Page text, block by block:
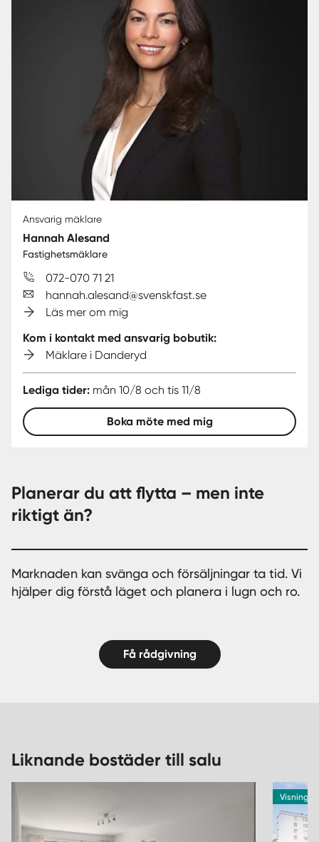
Ansvarig mäklare
Hannah Alesand
Fastighetsmäklare
072-070 71 21
hannah.alesand@svenskfast.se
Läs mer om mig
Kom i kontakt med ansvarig bobutik:
Mäklare i Danderyd
Lediga tider: mån 10/8 och tis 11/8
Boka möte med mig
Planerar du att flytta – men inte
riktigt än?
Marknaden kan svänga och försäljningar ta tid. Vi
hjälper dig förstå läget och planera i lugn och ro.
Få rådgivning
Liknande bostäder till salu
Visning